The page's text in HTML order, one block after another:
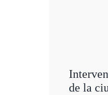
de la